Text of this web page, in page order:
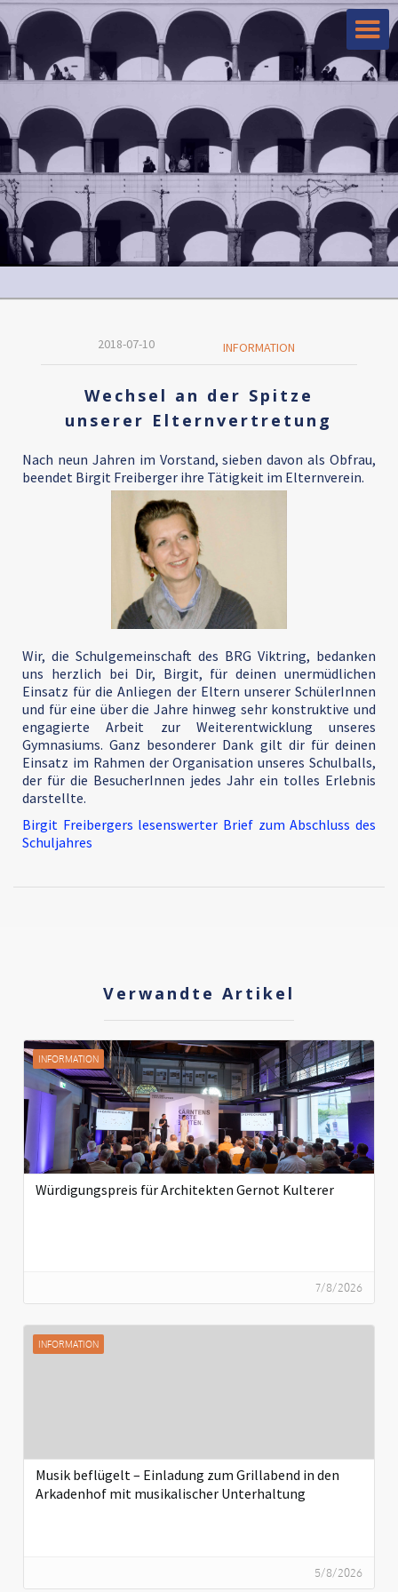
2018-07-10 INFORMATION
Wechsel an der Spitze
unserer Elternvertretung
Nach neun Jahren im Vorstand, sieben davon als Obfrau,
beendet Birgit Freiberger ihre Tätigkeit im Elternverein.
Wir, die Schulgemeinschaft des BRG Viktring, bedanken
uns herzlich bei Dir, Birgit, für deinen unermüdlichen
Einsatz für die Anliegen der Eltern unserer SchülerInnen
und für eine über die Jahre hinweg sehr konstruktive und
engagierte Arbeit zur Weiterentwicklung unseres
Gymnasiums. Ganz besonderer Dank gilt dir für deinen
Einsatz im Rahmen der Organisation unseres Schulballs,
der für die BesucherInnen jedes Jahr ein tolles Erlebnis
darstellte.
Birgit Freibergers lesenswerter Brief zum Abschluss des
Schuljahres
Verwandte Artikel
INFORMATION
Würdigungspreis für Architekten Gernot Kulterer
7/8/2026
INFORMATION
Musik beflügelt – Einladung zum Grillabend in den
Arkadenhof mit musikalischer Unterhaltung
5/8/2026